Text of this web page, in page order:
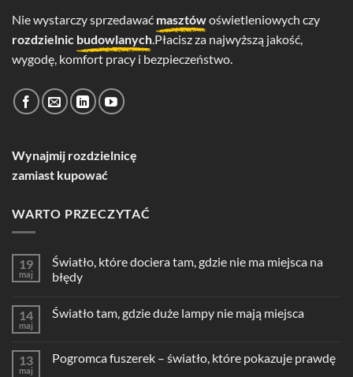
Nie wystarczy sprzedawać masztówoświetleniowych czy
rozdzielnic budowlanych.Płacisz za najwyższą jakość,
wygodę, komfort pracy i bezpieczeństwo.
Wynajmij rozdzielnicę
zamiast kupować
WARTO PRZECZYTAĆ
19
maj
Światło, które dociera tam, gdzie nie ma miejsca na
błędy
14
maj
Światło tam, gdzie duże lampy nie mają miejsca
13
maj
Pogromca fuszerek – światło, które pokazuje prawdę